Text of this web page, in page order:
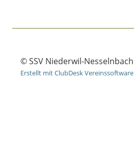
© SSV Niederwil-Nesselnbach
Erstellt mit ClubDesk Vereinssoftware